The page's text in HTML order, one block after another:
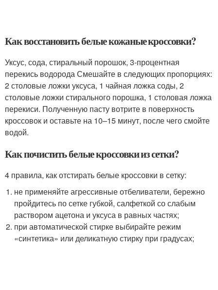
Как восстановить белые кожаные кроссовки?
Уксус, сода, стиральный порошок, 3-процентная
перекись водорода Смешайте в следующих пропорциях:
2 столовые ложки уксуса, 1 чайная ложка соды, 2
столовые ложки стирального порошка, 1 столовая ложка
перекиси. Полученную пасту вотрите в поверхность
кроссовок и оставьте на 10–15 минут, после чего смойте
водой.
Как почистить белые кроссовки из сетки?
4 правила, как отстирать белые кроссовки в сетку:
не применяйте агрессивные отбеливатели, бережно
пройдитесь по сетке губкой, салфеткой со слабым
раствором ацетона и уксуса в равных частях;
при автоматической стирке выбирайте режим
«синтетика» или деликатную стирку при градусах;